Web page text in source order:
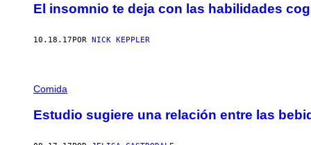
El insomnio te deja con las habilidades
10.18.17POR NICK KEPPLER
Comida
Estudio sugiere una relación entre las